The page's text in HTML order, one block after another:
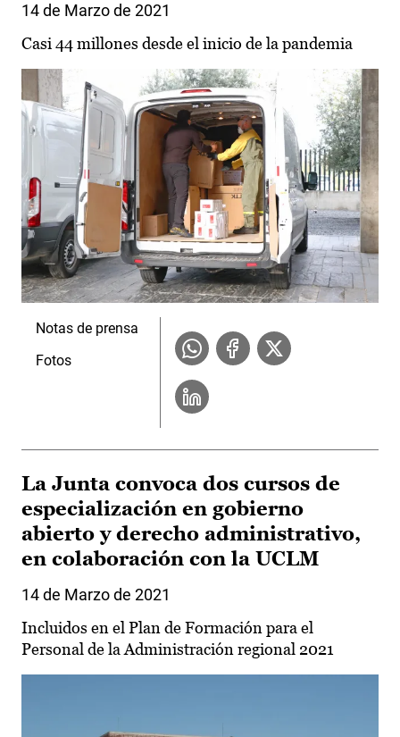
14 de Marzo de 2021
Casi 44 millones desde el inicio de la pandemia
Notas de prensa
Fotos
La Junta convoca dos cursos de
especialización en gobierno
abierto y derecho administrativo,
en colaboración con la UCLM
14 de Marzo de 2021
Incluidos en el Plan de Formación para el
Personal de la Administración regional 2021